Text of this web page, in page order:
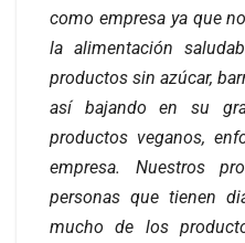
como empresa ya que
la alimentación
productos sin azúcar,
así bajando en su
productos veganos,
empresa. Nuestros
personas que tienen
mucho de los